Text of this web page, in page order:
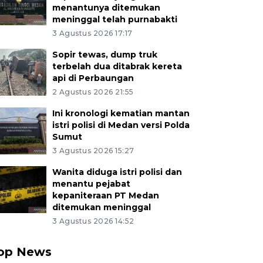
menantunya ditemukan
meninggal telah purnabakti
3 Agustus 2026 17:17
Sopir tewas, dump truk
terbelah dua ditabrak kereta
api di Perbaungan
2 Agustus 2026 21:55
Ini kronologi kematian mantan
istri polisi di Medan versi Polda
Sumut
3 Agustus 2026 15:27
Wanita diduga istri polisi dan
menantu pejabat
kepaniteraan PT Medan
ditemukan meninggal
3 Agustus 2026 14:52
News